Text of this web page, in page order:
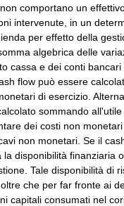
comportano un
intervenute, in un
per effetto della
algebrica delle
cassa e dei conti
flow può essere
di esercizio.
sommando
dei costi non
non monetari. Se il
la disponibilità finanziaria
Tale disponibilità di
che per far fronte ai
capitali consumati nel